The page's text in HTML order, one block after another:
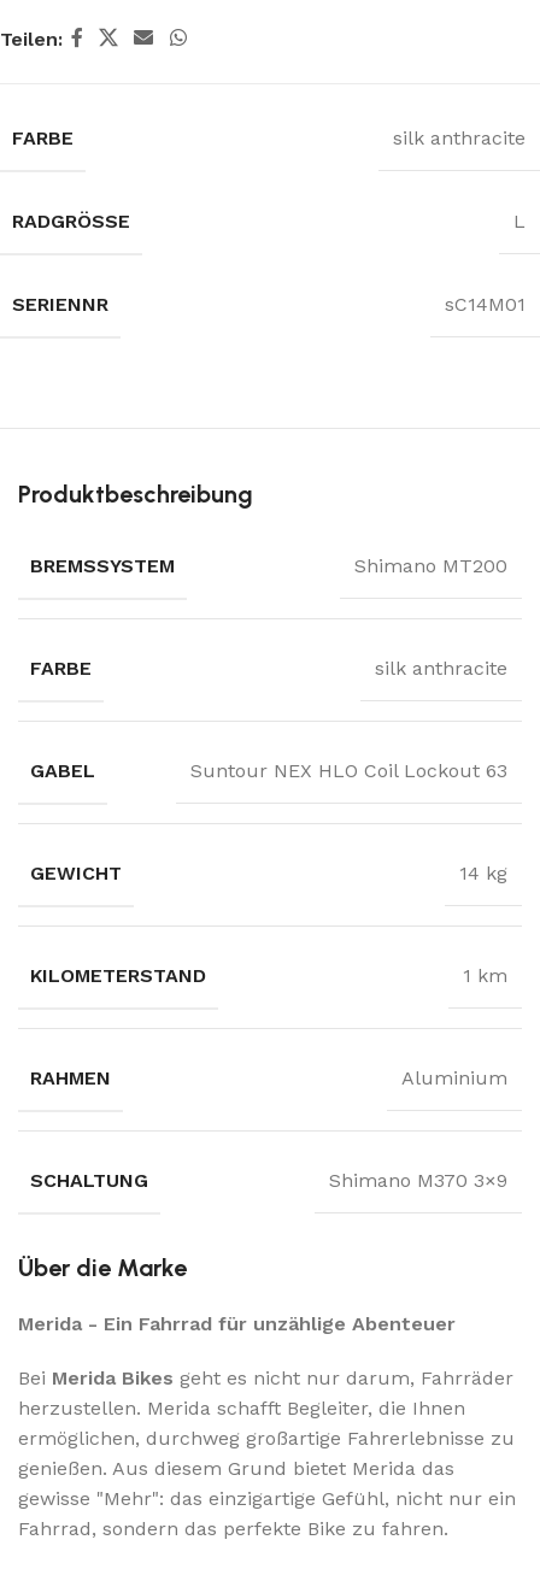
Teilen:
FARBE silk anthracite
RADGRÖSSE L
SERIENNR sC14M01
Produktbeschreibung
BREMSSYSTEM Shimano MT200
FARBE silk anthracite
GABEL Suntour NEX HLO Coil Lockout 63
GEWICHT 14 kg
KILOMETERSTAND 1 km
RAHMEN Aluminium
SCHALTUNG Shimano M370 3×9
Über die Marke
Merida - Ein Fahrrad für unzählige Abenteuer
Bei Merida Bikes geht es nicht nur darum, Fahrräder
herzustellen. Merida schafft Begleiter, die Ihnen
ermöglichen, durchweg großartige Fahrerlebnisse zu
genießen. Aus diesem Grund bietet Merida das
gewisse "Mehr": das einzigartige Gefühl, nicht nur ein
Fahrrad, sondern das perfekte Bike zu fahren.